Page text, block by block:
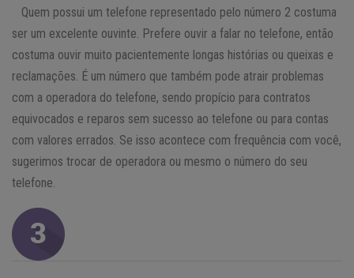
Quem possui um telefone representado pelo número 2 costuma
ser um excelente ouvinte. Prefere ouvir a falar no telefone, então
costuma ouvir muito pacientemente longas histórias ou queixas e
reclamações. É um número que também pode atrair problemas
com a operadora do telefone, sendo propício para contratos
equivocados e reparos sem sucesso ao telefone ou para contas
com valores errados. Se isso acontece com frequência com você,
sugerimos trocar de operadora ou mesmo o número do seu
telefone.